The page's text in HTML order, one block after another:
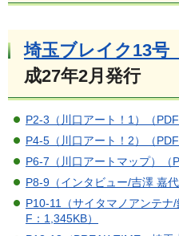
埼玉ブレイク13号
成27年2月発行
P2-3（川口アート！1）（PDF
P4-5（川口アート！2）（PDF
P6-7（川口アートマップ）（
P8-9（インタビュー/吉澤 嘉
P10-11（サイタマノアンテ
F：1,345KB）